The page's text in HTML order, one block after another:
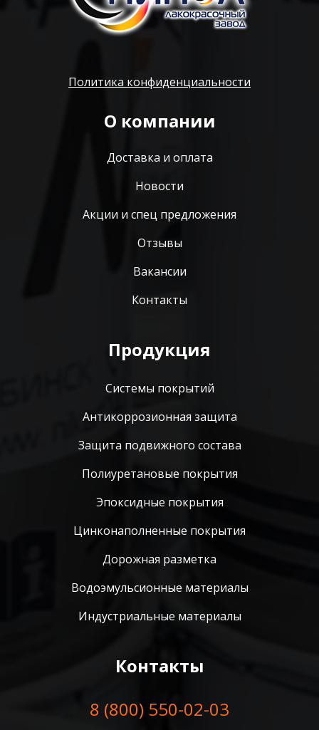
Политика конфиденциальности
О компании
Доставка и оплата
Новости
Акции и спец предложения
Отзывы
Вакансии
Контакты
Продукция
Системы покрытий
Антикоррозионная защита
Защита подвижного состава
Полиуретановые покрытия
Эпоксидные покрытия
Цинконаполненные покрытия
Дорожная разметка
Водоэмульсионные материалы
Индустриальные материалы
Контакты
8 (800) 550-02-03